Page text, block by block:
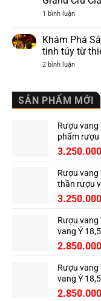
Barolo
Ý
vị
danh
1 bình luậnở
Chateau
Cap
de
–
Grand
Cru
Classé
Saint-
Émilion
Khám Phá
tinh túy từ
2 bình luậnở
Ngọc
Linh
–
bảo
đại
tinh
thiên
nhiên
SẢN PHẨM MỚI
Rượu vang
phẩm rượu
3.250.000
Rượu vang
thần rượu
3.250.000
Rượu vang
vang Ý
2.850.000
Rượu vang
vang Ý
2.850.000